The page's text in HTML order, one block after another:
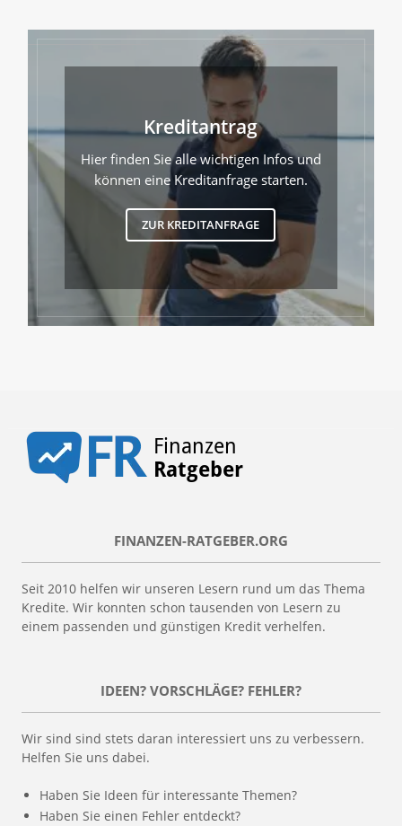
Kreditantrag
Hier finden Sie alle wichtigen Infos und
können eine Kreditanfrage starten.
ZUR KREDITANFRAGE
FINANZEN-RATGEBER.ORG
Seit 2010 helfen wir unseren Lesern rund um das Thema
Kredite. Wir konnten schon tausenden von Lesern zu
einem passenden und günstigen Kredit verhelfen.
IDEEN? VORSCHLÄGE? FEHLER?
Wir sind sind stets daran interessiert uns zu verbessern.
Helfen Sie uns dabei.
Haben Sie Ideen für interessante Themen?
Haben Sie einen Fehler entdeckt?